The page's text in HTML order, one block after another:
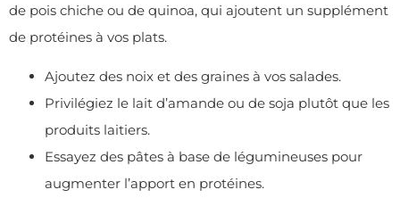
de pois chiche ou de quinoa, qui ajoutent un supplément
de protéines à vos plats.
Ajoutez des noix et des graines à vos salades.
Privilégiez le lait d’amande ou de soja plutôt que les
produits laitiers.
Essayez des pâtes à base de légumineuses pour
augmenter l’apport en protéines.